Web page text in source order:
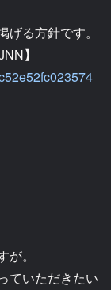
る方針です。
】
。
ていただきたい